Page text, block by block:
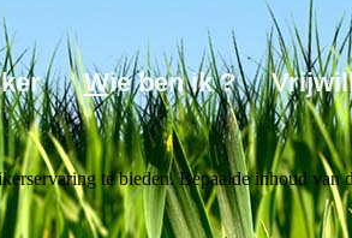
Wie ben ik ?
te bieden. Bepaalde inhoud